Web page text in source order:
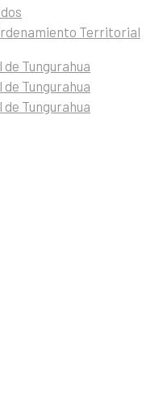
Territorial